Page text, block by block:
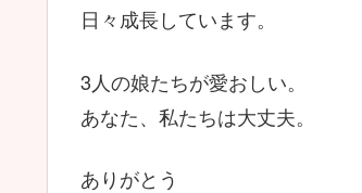
日々成長しています。
3人の娘たちが愛おしい。
あなた、私たちは大丈夫。
ありがとう